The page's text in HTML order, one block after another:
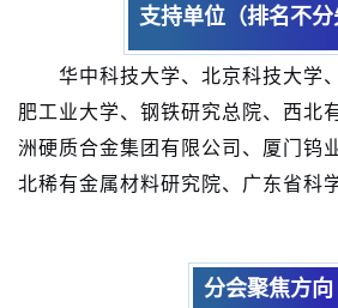
支持单位（排名不分
华中科技大学、北京科技大学
肥工业大学、钢铁研究总院、西北
洲硬质合金集团有限公司、 厦门钨
北稀有金属材料研究院、广东省科
分会聚焦方向